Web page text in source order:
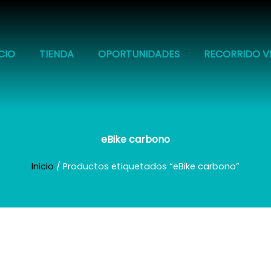
TIENDA OPORTUNIDADES RECORRIDO
eBike carbono
Inicio / Productos etiquetados “eBike carbono”